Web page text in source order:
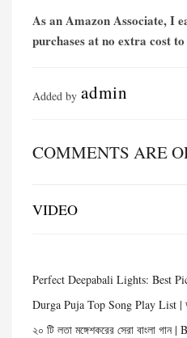
As an Amazon Associate, I
purchases at no extra cost to
Added by admin
COMMENTS ARE
VIDEO
Perfect Deepabali Lights: Best
Durga Puja Top Song Play List |
২০ টি লতা মঙ্গেশকরের সেরা বাংলা